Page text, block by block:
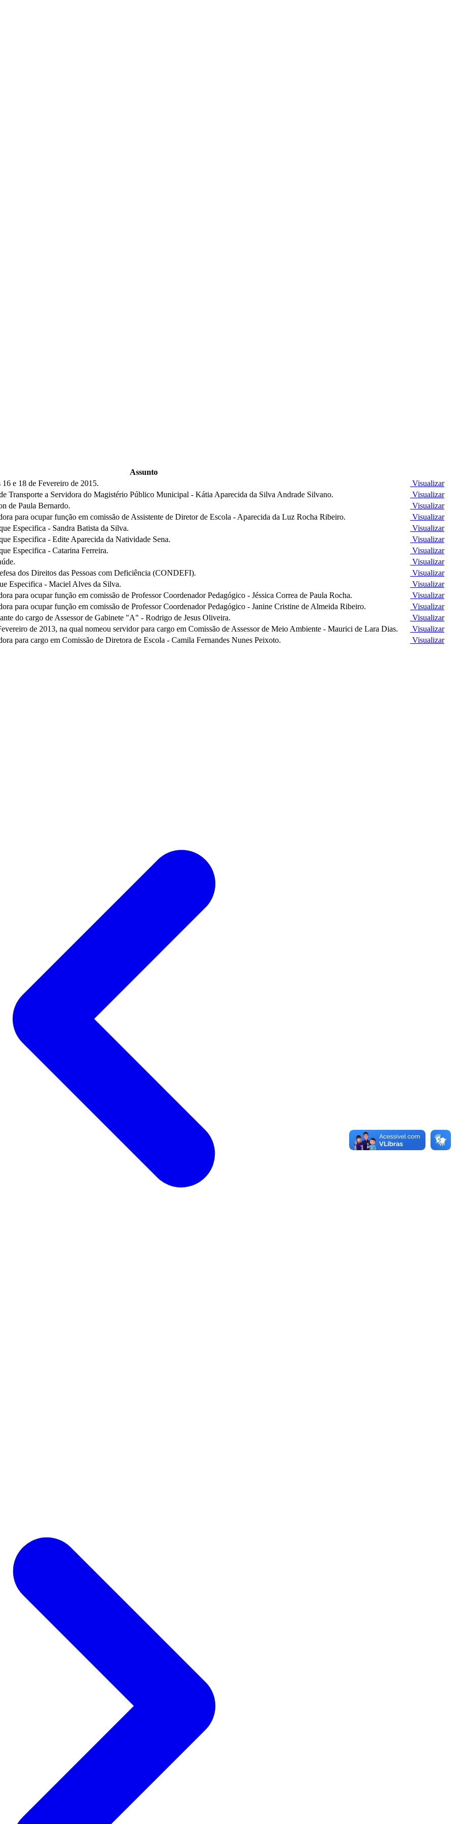
Assunto
e 18 de Fevereiro de 2015.
Visualizar
Transporte a Servidora do Magistério Público Municipal - Kátia Aparecida da Silva Andrade Silvano.
Visualizar
de Paula Bernardo.
Visualizar
para ocupar função em comissão de Assistente de Diretor de Escola - Aparecida da Luz Rocha Ribeiro.
Visualizar
Especifica - Sandra Batista da Silva.
Visualizar
Especifica - Edite Aparecida da Natividade Sena.
Visualizar
Especifica - Catarina Ferreira.
Visualizar
Visualizar
dos Direitos das Pessoas com Deficiência (CONDEFI).
Visualizar
Especifica - Maciel Alves da Silva.
Visualizar
para ocupar função em comissão de Professor Coordenador Pedagógico - Jéssica Correa de Paula Rocha.
Visualizar
para ocupar função em comissão de Professor Coordenador Pedagógico - Janine Cristine de Almeida Ribeiro.
Visualizar
do cargo de Assessor de Gabinete "A" - Rodrigo de Jesus Oliveira.
Visualizar
de 2013, na qual nomeou servidor para cargo em Comissão de Assessor de Meio Ambiente - Maurici de Lara Dias.
Visualizar
para cargo em Comissão de Diretora de Escola - Camila Fernandes Nunes Peixoto.
Visualizar